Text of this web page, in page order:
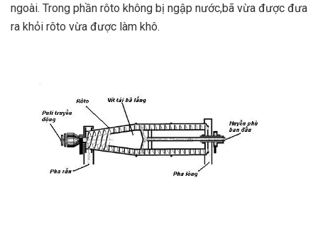
ngoài. Trong phần rôto không bị ngập nước,bã vừa được đưa
ra khỏi rôto vừa được làm khô.